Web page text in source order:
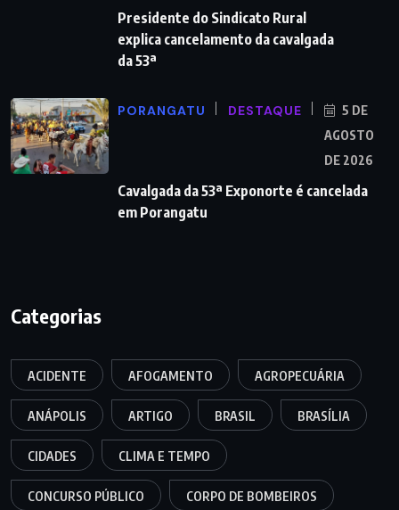
Presidente do Sindicato Rural
explica cancelamento da cavalgada
da 53ª
PORANGATU DESTAQUE
5 DE
AGOSTO
DE 2026
Cavalgada da 53ª Exponorte é cancelada
em Porangatu
Categorias
ACIDENTE AFOGAMENTO AGROPECUÁRIA
ANÁPOLIS ARTIGO BRASIL BRASÍLIA
CIDADES CLIMA E TEMPO
CONCURSO PÚBLICO CORPO DE BOMBEIROS